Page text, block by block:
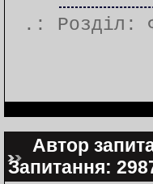
.: Розділ:
Автор
Запитання: